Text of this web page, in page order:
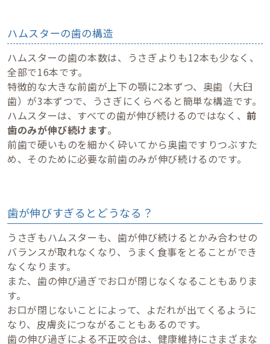
ハムスターの歯の構造
ハムスターの歯の本数は、うさぎよりも12本も少なく、
全部で16本です。
特徴的な大きな前歯が上下の顎に2本ずつ、奥歯（大臼
歯）が3本ずつで、うさぎにくらべると簡単な構造です。
ハムスターは、すべての歯が伸び続けるのではなく、 前
歯のみが伸び続けます。
前歯で硬いものを細かく砕いてから奥歯ですりつぶすた
め、そのために必要な前歯のみが伸び続けるのです。
歯が伸びすぎるとどうなる？
うさぎもハムスターも、歯が伸び続けるとかみ合わせの
バランスが取れなくなり、うまく食事をとることができ
なくなります。
また、歯の伸び過ぎでお口が閉じなくなることもありま
す。
お口が閉じないことによって、よだれが出てくるように
なり、皮膚炎につながることもあるのです。
歯の伸び過ぎによる不正咬合は、健康維持にさまざまな